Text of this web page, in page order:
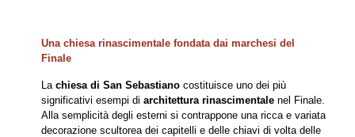
Una chiesa rinascimentale fondata dai marchesi del
Finale
La chiesa di San Sebastianocostituisce uno dei più
significativi esempi di architettura rinascimentalenel Finale.
Alla semplicità degli esterni si contrappone una ricca e variata
decorazione scultorea dei capitelli e delle chiavi di volta delle